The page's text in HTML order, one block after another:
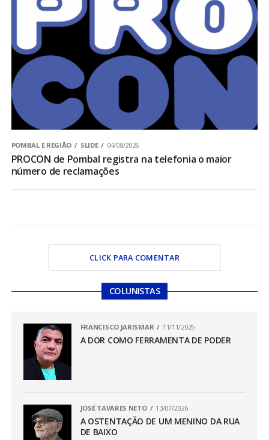
POMBAL E REGIÃO SLIDE 04/08/2026
PROCON de Pombal registra na telefonia o maior
número de reclamações
CLICK PARA COMENTAR
COLUNISTAS
FRANCISCO JARISMAR 11/11/2025
A DOR COMO FERRAMENTA DE PODER
JOSÉ TAVARES NETO 13/07/2026
A OSTENTAÇÃO DE UM MENINO DA RUA
DE BAIXO